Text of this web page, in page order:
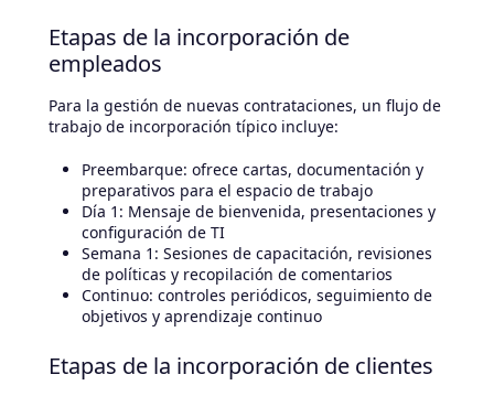
Etapas de la incorporación de
empleados
Para la gestión de nuevas contrataciones, un flujo de
trabajo de incorporación típico incluye:
Preembarque: ofrece cartas, documentación y
preparativos para el espacio de trabajo
Día 1: Mensaje de bienvenida, presentaciones y
configuración de TI
Semana 1: Sesiones de capacitación, revisiones
de políticas y recopilación de comentarios
Continuo: controles periódicos, seguimiento de
objetivos y aprendizaje continuo
Etapas de la incorporación de clientes